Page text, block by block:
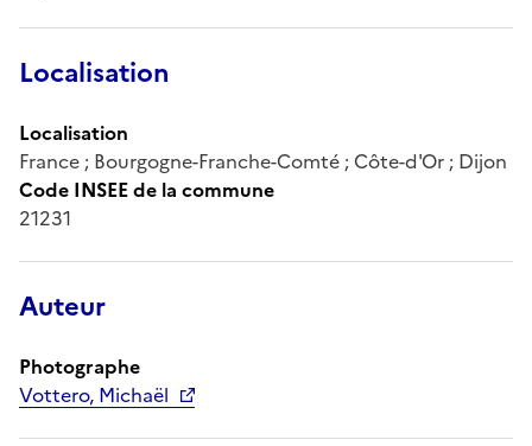
Localisation
Localisation
France ; Bourgogne-Franche-Comté ; Côte-d'Or ; Dijon
Code INSEE de la commune
21231
Auteur
Photographe
Vottero, Michaël